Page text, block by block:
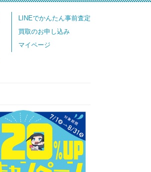
LINEでかんたん事前査定
買取のお申し込み
マイページ